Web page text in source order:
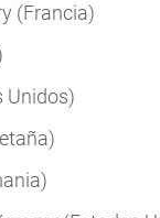
(Francia)
Unidos)